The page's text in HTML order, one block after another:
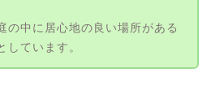
の中に居心地の良い場所がある
しています。